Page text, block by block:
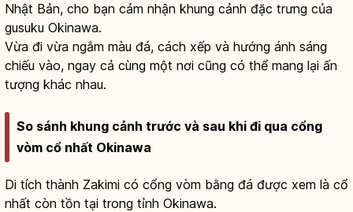
Nhật Bản, cho bạn cảm nhận khung cảnh đặc trưng của
gusuku Okinawa.
Vừa đi vừa ngắm màu đá, cách xếp và hướng ánh sáng
chiếu vào, ngay cả cùng một nơi cũng có thể mang lại ấn
tượng khác nhau.
So sánh khung cảnh trước và sau khi đi qua cổng
vòm cổ nhất Okinawa
Di tích thành Zakimi có cổng vòm bằng đá được xem là cổ
nhất còn tồn tại trong tỉnh Okinawa.